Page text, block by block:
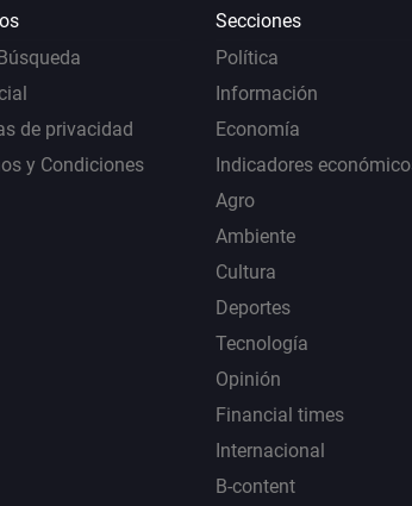
de privacidad
y Condiciones
Secciones
Política
Información
Economía
Indicadores
Agro
Ambiente
Cultura
Deportes
Tecnología
Opinión
Financial times
Internacional
B-content